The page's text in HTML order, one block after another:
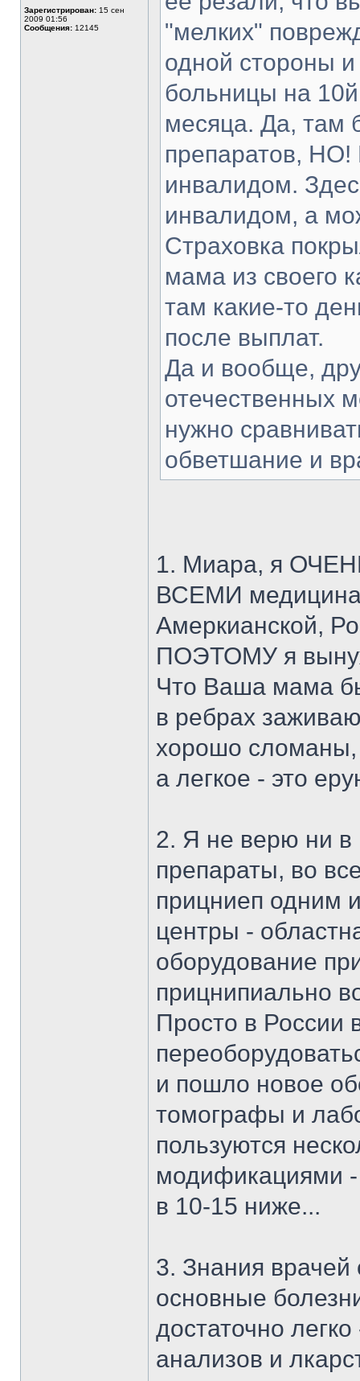
Зарегистрирован: 15 сен
2009 01:56
Сообщения: 12145
"мелких"
одной стороны
больницы на
месяца. Да, там
препаратов, НО!
инвалидом.
инвалидом, а
Страховка
мама из своего
там какие-то
после выплат.
Да и вообще,
отечественных
нужно
обветшание и
1. Миара, я
ВСЕМИ
Амеркианской,
ПОЭТОМУ я
Что Ваша мама
в ребрах
хорошо сломаны,
а легкое - это
2. Я не верю ни в
препараты, во
прицниеп одним
центры -
оборудование
прицнипиально
Просто в России
и пошло новое
томографы и
пользуются
модификациями -
в 10-15 ниже...
3. Знания
основные
достаточно
анализов и